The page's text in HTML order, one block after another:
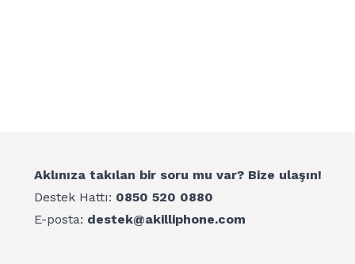
Aklınıza takılan bir soru mu var? Bize ulaşın!
Destek Hattı: 0850 520 0880
E-posta: destek@akilliphone.com